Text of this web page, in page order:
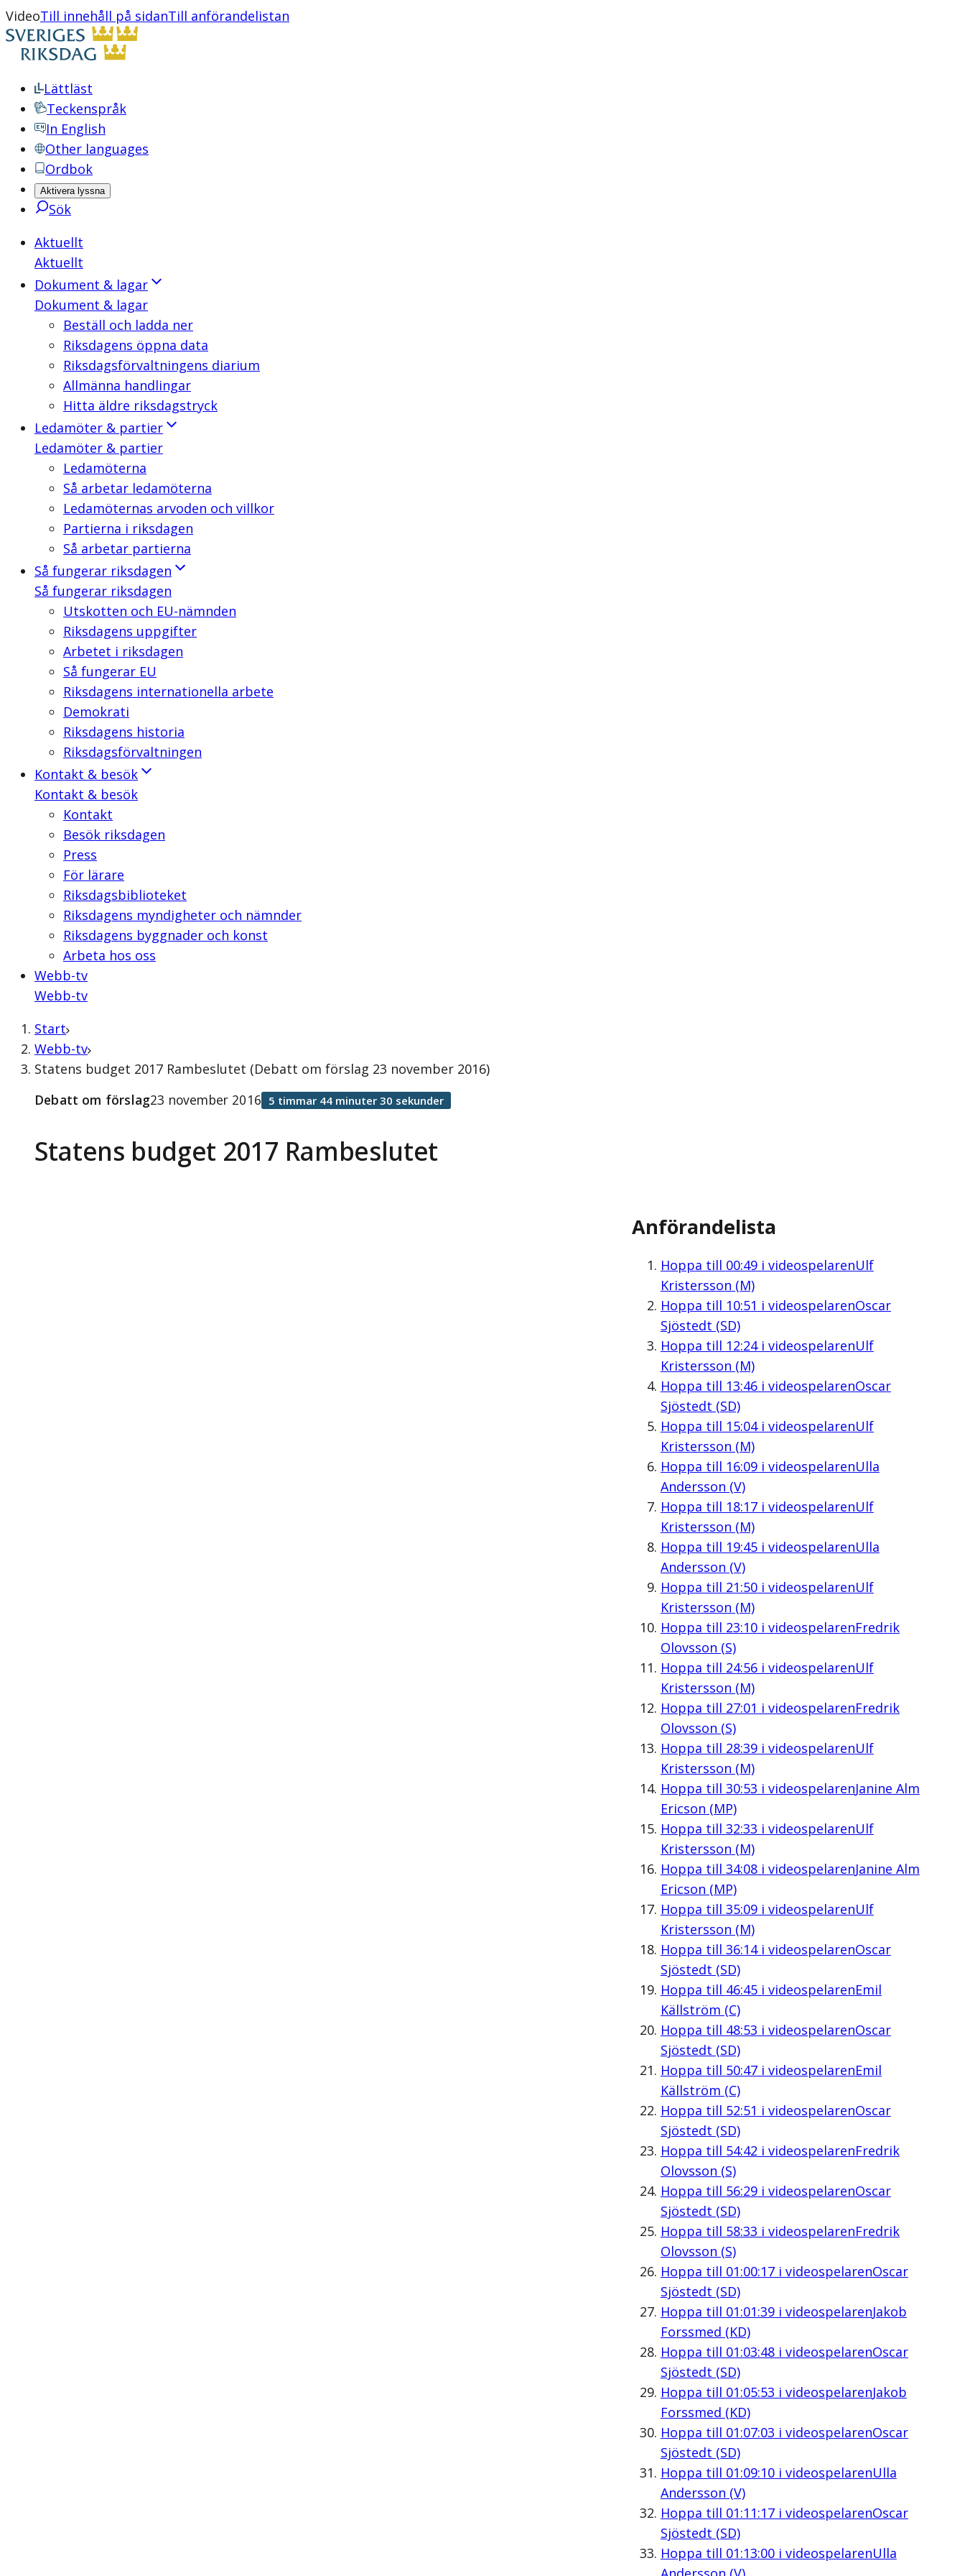
VideoTill innehåll på sidanTill anförandelistan
Lättläst
Teckenspråk
In English
Other languages
Ordbok
Aktivera lyssna
Sök
Aktuellt
Aktuellt
Dokument & lagar
Dokument & lagar
Beställ och ladda ner
Riksdagens öppna data
Riksdagsförvaltningens diarium
Allmänna handlingar
Hitta äldre riksdagstryck
Ledamöter & partier
Ledamöter & partier
Ledamöterna
Så arbetar ledamöterna
Ledamöternas arvoden och villkor
Partierna i riksdagen
Så arbetar partierna
Så fungerar riksdagen
Så fungerar riksdagen
Utskotten och EU-nämnden
Riksdagens uppgifter
Arbetet i riksdagen
Så fungerar EU
Riksdagens internationella arbete
Demokrati
Riksdagens historia
Riksdagsförvaltningen
Kontakt & besök
Kontakt & besök
Kontakt
Besök riksdagen
Press
För lärare
Riksdagsbiblioteket
Riksdagens myndigheter och nämnder
Riksdagens byggnader och konst
Arbeta hos oss
Webb-tv
Webb-tv
Start
Webb-tv
Statens budget 2017 Rambeslutet (Debatt om förslag 23 november 2016)
Statens budget 2017 Rambeslutet
Debatt om förslag23 november 2016 5 timmar 44 minuter 30 sekunder
Anförandelista
Hoppa till 00:49i videospelarenUlf
Kristersson (M)
Hoppa till 10:51 i videospelarenOscar
Sjöstedt (SD)
Hoppa till 12:24i videospelarenUlf
Kristersson (M)
Hoppa till 13:46i videospelarenOscar
Sjöstedt (SD)
Hoppa till 15:04i videospelarenUlf
Kristersson (M)
Hoppa till 16:09i videospelarenUlla
Andersson (V)
Hoppa till 18:17i videospelarenUlf
Kristersson (M)
Hoppa till 19:45i videospelarenUlla
Andersson (V)
Hoppa till 21:50i videospelarenUlf
Kristersson (M)
Hoppa till 23:10i videospelarenFredrik
Olovsson (S)
Hoppa till 24:56i videospelarenUlf
Kristersson (M)
Hoppa till 27:01 i videospelarenFredrik
Olovsson (S)
Hoppa till 28:39i videospelarenUlf
Kristersson (M)
Hoppa till 30:53 i videospelarenJanine Alm
Ericson (MP)
Hoppa till 32:33 i videospelarenUlf
Kristersson (M)
Hoppa till 34:08i videospelarenJanine Alm
Ericson (MP)
Hoppa till 35:09i videospelarenUlf
Kristersson (M)
Hoppa till 36:14i videospelarenOscar
Sjöstedt (SD)
Hoppa till 46:45i videospelarenEmil
Källström (C)
Hoppa till 48:53 i videospelarenOscar
Sjöstedt (SD)
Hoppa till 50:47i videospelarenEmil
Källström (C)
Hoppa till 52:51 i videospelarenOscar
Sjöstedt (SD)
Hoppa till 54:42 i videospelarenFredrik
Olovsson (S)
Hoppa till 56:29i videospelarenOscar
Sjöstedt (SD)
Hoppa till 58:33 i videospelarenFredrik
Olovsson (S)
Hoppa till 01:00:17i videospelarenOscar
Sjöstedt (SD)
Hoppa till 01:01:39i videospelarenJakob
Forssmed (KD)
Hoppa till 01:03:48i videospelarenOscar
Sjöstedt (SD)
Hoppa till 01:05:53 i videospelarenJakob
Forssmed (KD)
Hoppa till 01:07:03 i videospelarenOscar
Sjöstedt (SD)
Hoppa till 01:09:10i videospelarenUlla
Andersson (V)
Hoppa till 01:11:17i videospelarenOscar
Sjöstedt (SD)
Hoppa till 01:13:00i videospelarenUlla